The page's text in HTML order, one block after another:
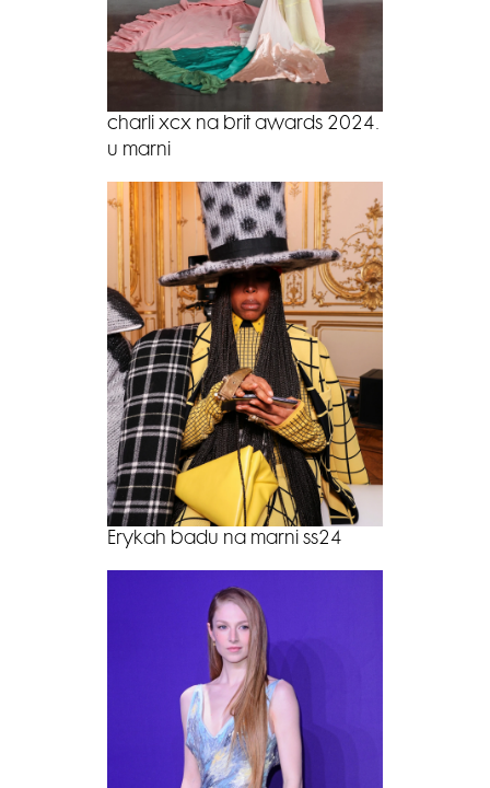
charli xcx na brit awards 2024.
u marni
Erykah badu na marni ss24